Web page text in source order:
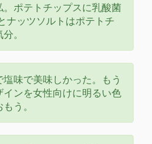
ポテトチップスに乳酸菌
ナッツソルトはポテトチ
。
味で美味しかった。もう
ンを女性向けに明るい色
う。